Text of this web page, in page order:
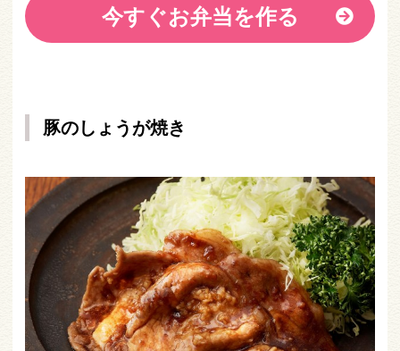
今すぐお弁当を作る
豚のしょうが焼き